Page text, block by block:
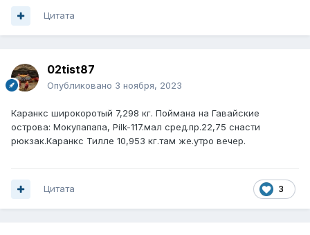
Цитата
02tist87
Опубликовано 3 ноября, 2023
Каранкс широкоротый 7,298 кг. Поймана на Гавайские
острова: Мокупапапа, Pilk-117.мал сред.пр.22,75 снасти
рюкзак.Каранкс Тилле 10,953 кг.там же.утро вечер.
3
Цитата